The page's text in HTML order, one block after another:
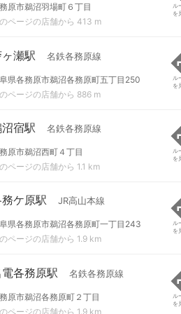
原市鵜沼羽場町６丁目
ページの店舗から 413 m
ル
を
瀬駅 名鉄各務原線
県各務原市鵜沼各務原町五丁目250
ページの店舗から 886 m
ル
を
沼宿駅 名鉄各務原線
原市鵜沼西町４丁目
ページの店舗から 1.1 km
ル
を
ケ原駅 JR高山本線
県各務原市鵜沼各務原町一丁目243
ページの店舗から 1.9 km
ル
を
各務原駅 名鉄各務原線
原市鵜沼各務原町２丁目
ページの店舗から 1.9 km
ル
を